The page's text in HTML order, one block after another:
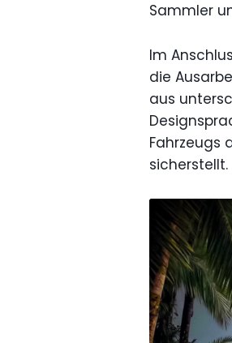
Sammler
Im
die
aus
Fahrzeugs
sicherstellt.